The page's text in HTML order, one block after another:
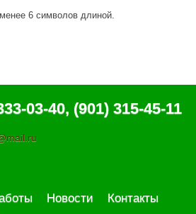
6 символов длиной.
03-40, (901) 315-45-11
Новости Контакты